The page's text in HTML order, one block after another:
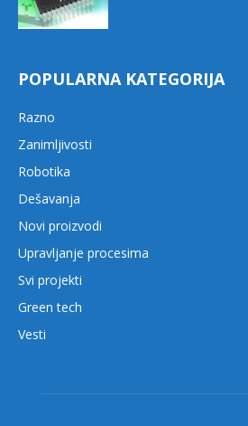
POPULARNA KATEGORIJA
Razno
Zanimljivosti
Robotika
Dešavanja
Novi proizvodi
Upravljanje procesima
Svi projekti
Green tech
Vesti